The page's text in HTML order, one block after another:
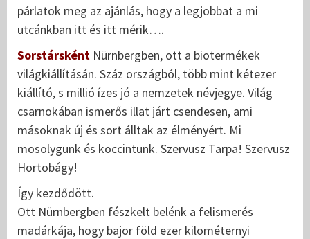
párlatok meg az ajánlás, hogy a legjobbat a mi
utcánkban itt és itt mérik….
Sorstársként Nürnbergben, ott a biotermékek
világkiállításán. Száz országból, több mint kétezer
kiállító, s millió ízes jó a nemzetek névjegye. Világ
csarnokában ismerős illat járt csendesen, ami
másoknak új és sort álltak az élményért. Mi
mosolygunk és koccintunk. Szervusz Tarpa! Szervusz
Hortobágy!
Így kezdődött.
Ott Nürnbergben fészkelt belénk a felismerés
madárkája, hogy bajor föld ezer kilométernyi